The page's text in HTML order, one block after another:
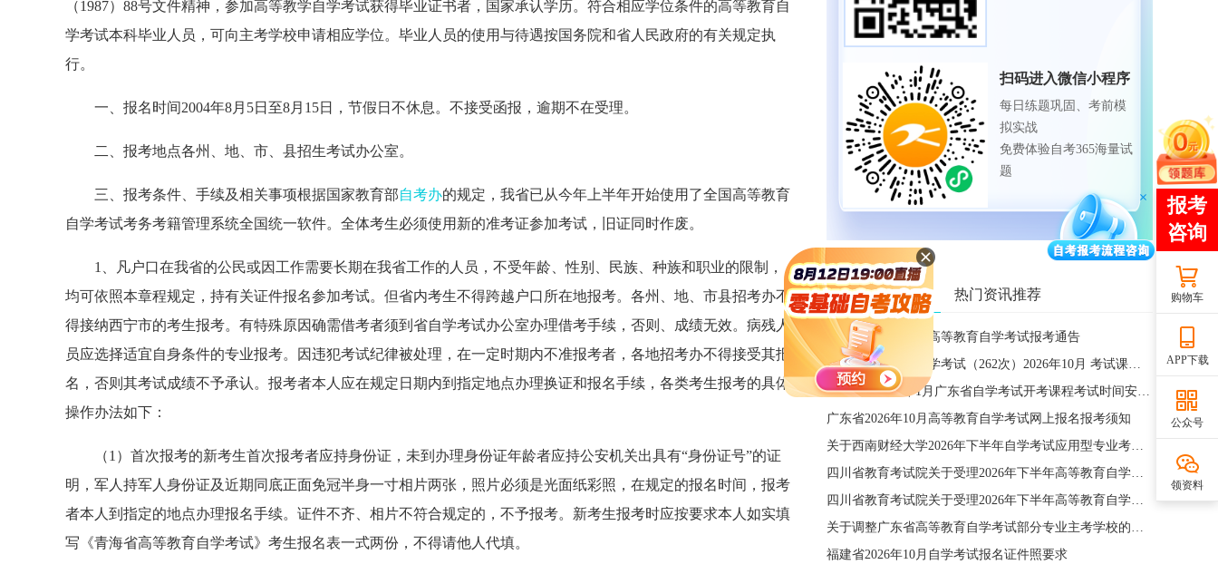
（1987）88号文件精神，参加高等教学自学考试获得毕业证书者，国家承认学历。符合相应学位条件的高等教育自
学考试本科毕业人员，可向主考学校申请相应学位。毕业人员的使用与待遇按国务院和省人民政府的有关规定执
行。
一、报名时间2004年8月5日至8月15日，节假日不休息。不接受函报，逾期不在受理。
二、报考地点各州、地、市、县招生考试办公室。
三、报考条件、手续及相关事项根据国家教育部自考办的规定，我省已从今年上半年开始使用了全国高等教育
自学考试考务考籍管理系统全国统一软件。全体考生必须使用新的准考证参加考试，旧证同时作废。
1、凡户口在我省的公民或因工作需要长期在我省工作的人员，不受年龄、性别、民族、种族和职业的限制，
均可依照本章程规定，持有关证件报名参加考试。但省内考生不得跨越户口所在地报考。各州、地、市县招考办不
得接纳西宁市的考生报考。有特殊原因确需借考者须到省自学考试办公室办理借考手续，否则、成绩无效。病残人
员应选择适宜自身条件的专业报考。因违犯考试纪律被处理，在一定时期内不准报考者，各地招考办不得接受其报
名，否则其考试成绩不予承认。报考者本人应在规定日期内到指定地点办理换证和报名手续，各类考生报考的具体
操作办法如下：
（1）首次报考的新考生首次报考者应持身份证，未到办理身份证年龄者应持公安机关出具有“身份证号”的证
明，军人持军人身份证及近期同底正面免冠半身一寸相片两张，照片必须是光面纸彩照，在规定的报名时间，报考
者本人到指定的地点办理报名手续。证件不齐、相片不符合规定的，不予报考。新考生报考时应按要求本人如实填
写《青海省高等教育自学考试》考生报名表一式两份，不得请他人代填。
扫码进入微信小程序
每日练题巩固、考前模
拟实战
免费体验自考365海量试
题
相关资讯推荐 热门资讯推荐
宁夏2026年下半年高等教育自学考试报考通告
四川省高等教育自学考试（262次）2026年10月 考试课程简表
关于公布2027年1月广东省自学考试开考课程考试时间安排和使用教材的通知
广东省2026年10月高等教育自学考试网上报名报考须知
关于西南财经大学2026年下半年自学考试应用型专业考籍更改办理的通知
四川省教育考试院关于受理2026年下半年高等教育自学考试省际转考申请的通告
四川省教育考试院关于受理2026年下半年高等教育自学考试考籍更改申请的通告
关于调整广东省高等教育自学考试部分专业主考学校的通知
福建省2026年10月自学考试报名证件照要求
购物车
APP下载
公众号
领资料